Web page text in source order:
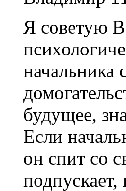
Я советую
начальника
будущее,
Если
он спит со